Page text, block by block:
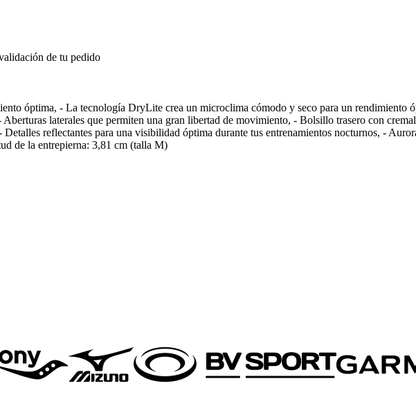
de tu pedido
óptima, - La tecnología DryLite crea un microclima cómodo y seco para un rendimiento
laterales que permiten una gran libertad de movimiento, - Bolsillo trasero con
reflectantes para una visibilidad óptima durante tus entrenamientos nocturnos, -
de la entrepierna: 3,81 cm (talla M)